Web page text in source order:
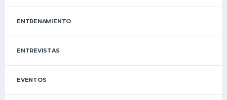
ENTRENAMIENTO
ENTREVISTAS
EVENTOS